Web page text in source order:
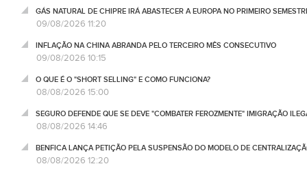
GÁS NATURAL DE CHIPRE IRÁ ABASTECER A EUROPA NO PRIMEIRO
09/08/2026 11:20
INFLAÇÃO NA CHINA ABRANDA PELO TERCEIRO MÊS CONSECUTIVO
09/08/2026 10:15
O QUE É O "SHORT SELLING" E COMO FUNCIONA?
08/08/2026 15:00
SEGURO DEFENDE QUE SE DEVE "COMBATER FEROZMENTE" IMIGRAÇÃO
08/08/2026 14:46
BENFICA LANÇA PETIÇÃO PELA SUSPENSÃO DO MODELO DE
08/08/2026 12:20